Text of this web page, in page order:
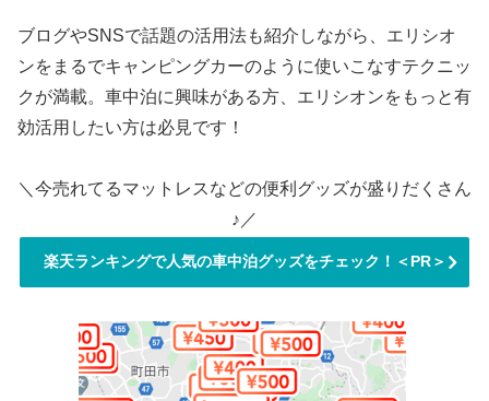
ブログやSNSで話題の活用法も紹介しながら、エリシオ
ンをまるでキャンピングカーのように使いこなすテクニッ
クが満載。車中泊に興味がある方、エリシオンをもっと有
効活用したい方は必見です！
＼今売れてるマットレスなどの便利グッズが盛りだくさん
♪／
楽天ランキングで人気の車中泊グッズをチェック！＜PR＞